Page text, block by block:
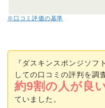
※口コミ評価の基準
『ダスキンスポンジソフ
しての口コミの評判を調
約9割の人が良
ていました。